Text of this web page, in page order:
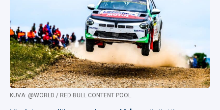
KUVA: @WORLD / RED BULL CONTENT POOL.